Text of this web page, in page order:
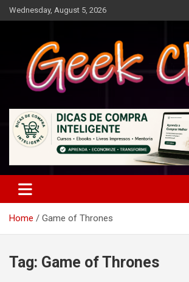
Skip
to
Wednesday, August 5, 2026
Geek Chic
Home Game of Thrones
Tag: Game of Thrones